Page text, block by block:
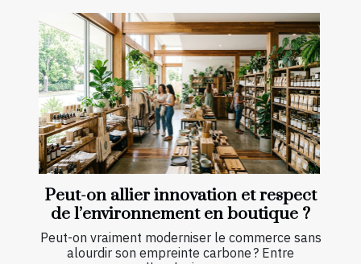
Peut-on allier innovation et respect
de l’environnement en boutique ?
Peut-on vraiment moderniser le commerce sans
alourdir son empreinte carbone ? Entre